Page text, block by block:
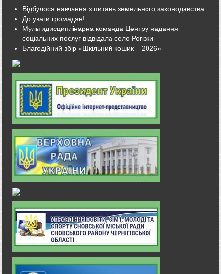
Відбулося навчання з питань земельного законодавства
До уваги громадян!
Мультидисциплінарна команда Центру надання
соціальних послуг відвідала село Рогізки
Благодійний збір «Шкільний кошик – 2026»